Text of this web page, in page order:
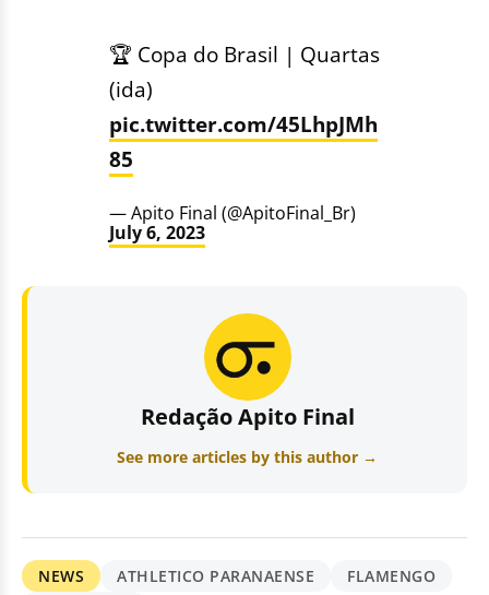
🏆 Copa do Brasil | Quartas
(ida)
pic.twitter.com/45LhpJMh
85
— Apito Final (@ApitoFinal_Br)
July 6, 2023
Redação Apito Final
See more articles by this author →
NEWS ATHLETICO PARANAENSE
FLAMENGO